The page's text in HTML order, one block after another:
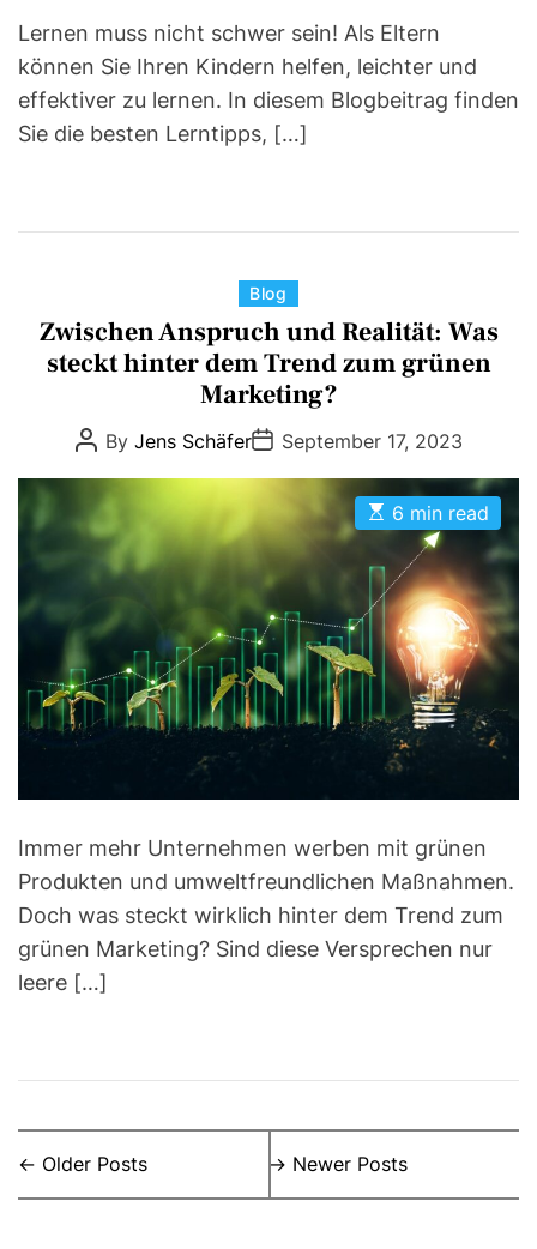
Lernen muss nicht schwer sein! Als Eltern
können Sie Ihren Kindern helfen, leichter und
effektiver zu lernen. In diesem Blogbeitrag finden
Sie die besten Lerntipps, […]
C
a
t
e
o
r
e
Blog
Zwischen Anspruch und Realität: Was
steckt hinter dem Trend zum grünen
Marketing?
P
o
s
u
By Jens SchäferP
o
s
D
a
e
September 17, 2023
E
s
i
m
a
t
d
r
a
d
m
6 min read
Immer mehr Unternehmen werben mit grünen
Produkten und umweltfreundlichen Maßnahmen.
Doch was steckt wirklich hinter dem Trend zum
grünen Marketing? Sind diese Versprechen nur
leere […]
B
e
← Older Posts → Newer Posts